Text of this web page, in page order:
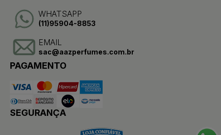
WHATSAPP
(11)95904-8853
EMAIL
sac@aazperfumes.com.br
PAGAMENTO
SEGURANÇA